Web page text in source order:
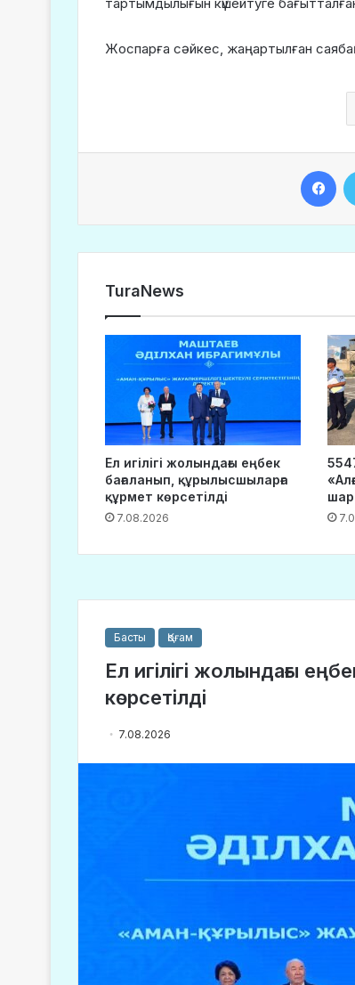
Жоспарға сәйкес, жаңартылған
TuraNews
Ел игілігі жолындағы еңбек
бағаланып, құрылысшыларға
құрмет көрсетілді
7.08.2026